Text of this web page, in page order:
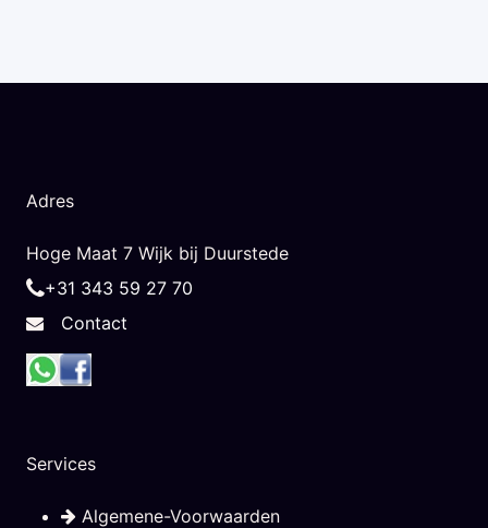
Adres
Hoge Maat 7 Wijk bij Duurstede
+31 343 59 27 70
Contact
Services
Algemene-Voorwaarden